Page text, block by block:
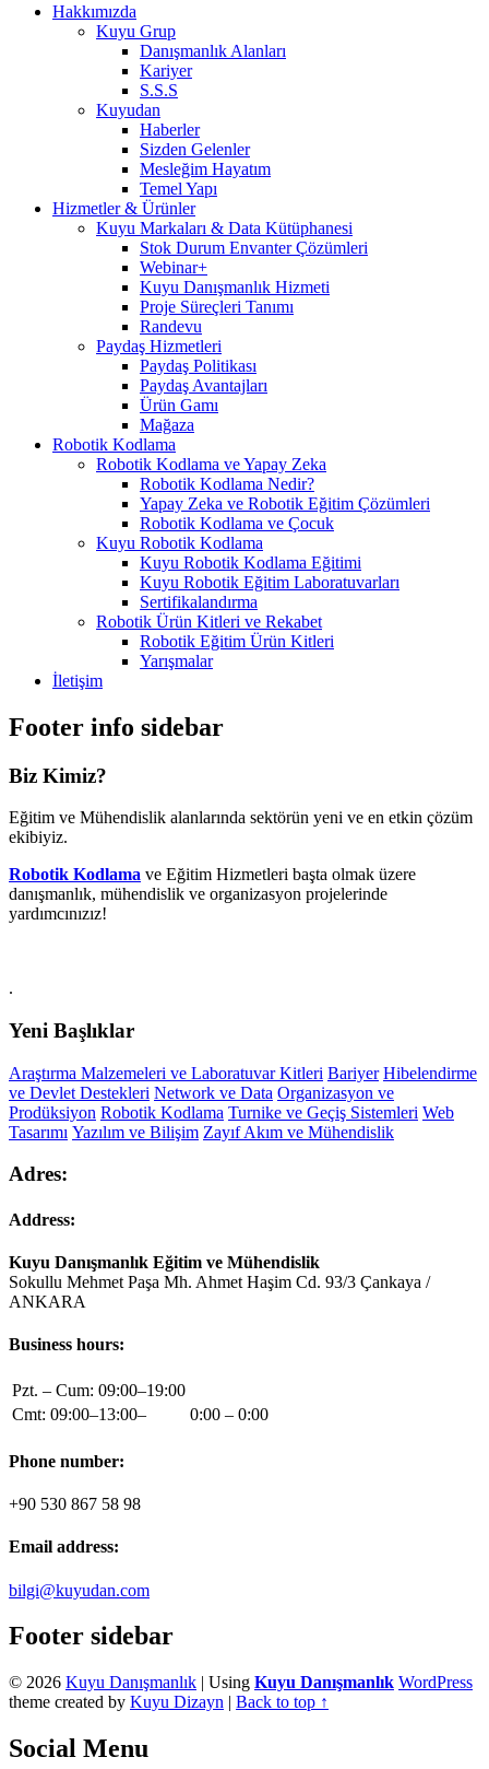
Hakkımızda
Kuyu Grup
Danışmanlık Alanları
Kariyer
S.S.S
Kuyudan
Haberler
Sizden Gelenler
Mesleğim Hayatım
Temel Yapı
Hizmetler & Ürünler
Kuyu Markaları & Data Kütüphanesi
Stok Durum Envanter Çözümleri
Webinar+
Kuyu Danışmanlık Hizmeti
Proje Süreçleri Tanımı
Randevu
Paydaş Hizmetleri
Paydaş Politikası
Paydaş Avantajları
Ürün Gamı
Mağaza
Robotik Kodlama
Robotik Kodlama ve Yapay Zeka
Robotik Kodlama Nedir?
Yapay Zeka ve Robotik Eğitim Çözümleri
Robotik Kodlama ve Çocuk
Kuyu Robotik Kodlama
Kuyu Robotik Kodlama Eğitimi
Kuyu Robotik Eğitim Laboratuvarları
Sertifikalandırma
Robotik Ürün Kitleri ve Rekabet
Robotik Eğitim Ürün Kitleri
Yarışmalar
İletişim
Footer info sidebar
Biz Kimiz?
Eğitim ve Mühendislik alanlarında sektörün yeni ve en etkin çözüm
ekibiyiz.
Robotik Kodlama ve Eğitim Hizmetleri başta olmak üzere
danışmanlık, mühendislik ve organizasyon projelerinde
yardımcınızız!
.
Yeni Başlıklar
Araştırma Malzemeleri ve Laboratuvar Kitleri Bariyer Hibelendirme
ve Devlet Destekleri Network ve Data Organizasyon ve
Prodüksiyon Robotik Kodlama Turnike ve Geçiş Sistemleri Web
Tasarımı Yazılım ve Bilişim Zayıf Akım ve Mühendislik
Adres:
Address:
Kuyu Danışmanlık Eğitim ve Mühendislik
Sokullu Mehmet Paşa Mh. Ahmet Haşim Cd. 93/3 Çankaya /
ANKARA
Business hours:
Pzt. – Cum: 09:00–19:00
Cmt: 09:00–13:00–
0:00 – 0:00
Phone number:
+90 530 867 58 98
Email address:
bilgi@kuyudan.com
Footer sidebar
© 2026 Kuyu Danışmanlık | Using Kuyu Danışmanlık WordPress
theme created by Kuyu Dizayn | Back to top ↑
Social Menu